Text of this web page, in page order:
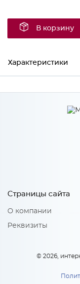
В корзину
Характеристики
Производитель
Страницы сайта
О компании
Реквизиты
© 2026,